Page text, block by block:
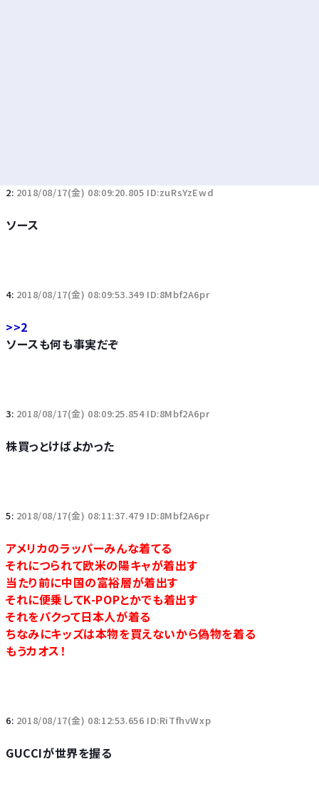
2: 2018/08/17(金) 08:09:20.805 ID:zuRsYzEwd
ソース
4: 2018/08/17(金) 08:09:53.349 ID:8Mbf2A6pr
>>2
ソースも何も事実だぞ
3: 2018/08/17(金) 08:09:25.854 ID:8Mbf2A6pr
株買っとけばよかった
5: 2018/08/17(金) 08:11:37.479 ID:8Mbf2A6pr
アメリカのラッパーみんな着てる
それにつられて欧米の陽キャが着出す
当たり前に中国の富裕層が着出す
それに便乗してK-POPとかでも着出す
それをパクって日本人が着る
ちなみにキッズは本物を買えないから偽物を着る
もうカオス！
6: 2018/08/17(金) 08:12:53.656 ID:RiTfhvWxp
GUCCIが世界を握る